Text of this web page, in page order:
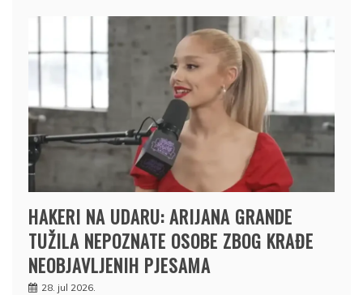
HAKERI NA UDARU: ARIJANA GRANDE
TUŽILA NEPOZNATE OSOBE ZBOG KRAĐE
NEOBJAVLJENIH PJESAMA
28. jul 2026.